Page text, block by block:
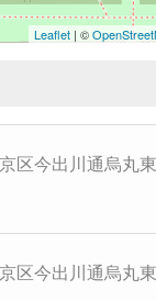
Leaflet | ©
区今出川通烏丸
区今出川通烏丸